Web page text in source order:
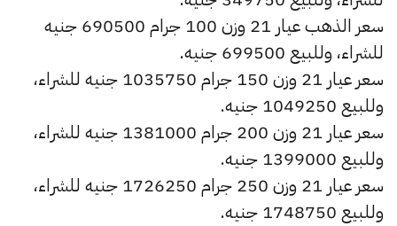
سعر الذهب عيار 21 وزن 100 جرام 690500 جنيه
للشراء، وللبيع 699500 جنيه.
سعر عيار 21 وزن 150 جرام 1035750 جنيه للشراء،
وللبيع 1049250 جنيه.
سعر عيار 21 وزن 200 جرام 1381000 جنيه للشراء،
وللبيع 1399000 جنيه.
سعر عيار 21 وزن 250 جرام 1726250 جنيه للشراء،
وللبيع 1748750 جنيه.